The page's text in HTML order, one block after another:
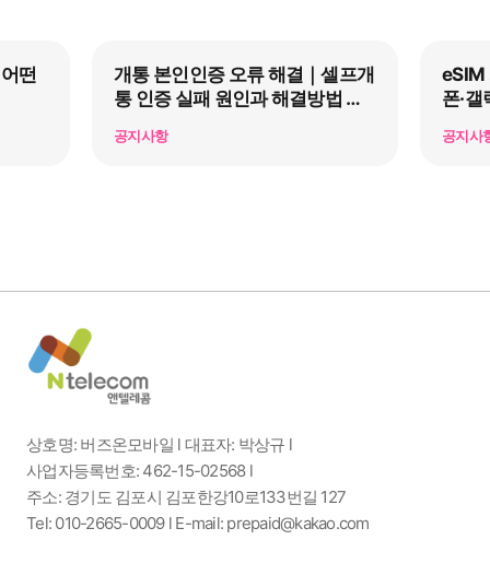
떤
개통 본인인증 오류 해결｜셀프개
통 인증 실패 원인과 해결방법 총
공지사항
eSIM
폰·
공지사
상호명: 버즈온모바일 l 대표자: 박상규 l
사업자등록번호: 462-15-02568 l
주소: 경기도 김포시 김포한강10로133번길 127
Tel: 010-2665-0009 l E-mail: prepaid@kakao.com